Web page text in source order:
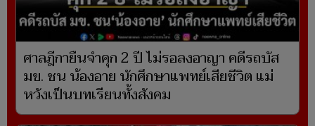
ศาลฎีกายืนจำคุก 2 ปี ไม่รอลงอาญา คดีรถบัส
มข. ชน น้องอาย นักศึกษาแพทย์เสียชีวิต แม่
หวังเป็นบทเรียนทั้งสังคม